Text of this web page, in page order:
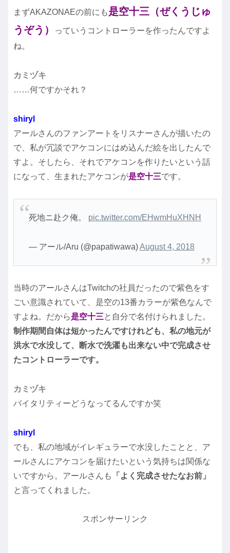
まずAKAZONAEの前にも是空十三（ぜくうじゅ
うぞう）
っていうコントローラーを作ったんですよ
ね。
カミヅキ
……何ですかそれ？
shiryl
アールさんのファンアートをリスナーさんが描いたの
で、私が冗談でアケコンにはめ込んだ絵を出したんで
すよ。そしたら、それでアケコンを作りたいという話
になって、生まれたアケコンが是空十三です。
死地ニ赴ク俺。 pic.twitter.com/EHwmHuXHNH
— アール/Aru (@papatiwawa)August 4, 2018
当時のアールさんはTwitchの社員だったので紫色をす
ごい意識されていて、是空の13番カラーが紫色なんで
すよね。だから是空十三と自分で名付けられました。
制作期間自体は短かったんですけれども、私の地元が
洪水で水没して、断水で洗濯も出来ない中で完成させ
たコントローラーです。
カミヅキ
バイタリティーどうなってるんですか笑
shiryl
でも、私の地域がイレギュラーで水没したことと、ア
ールさんにアケコンを届けたいという気持ちは関係な
いですから。アールさんも
「よく完成させたなお前」
と言ってくれました。
スポンサーリンク